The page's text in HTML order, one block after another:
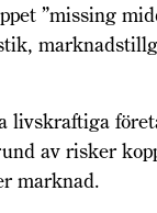
”missing
livskraftiga
av risker
marknad.